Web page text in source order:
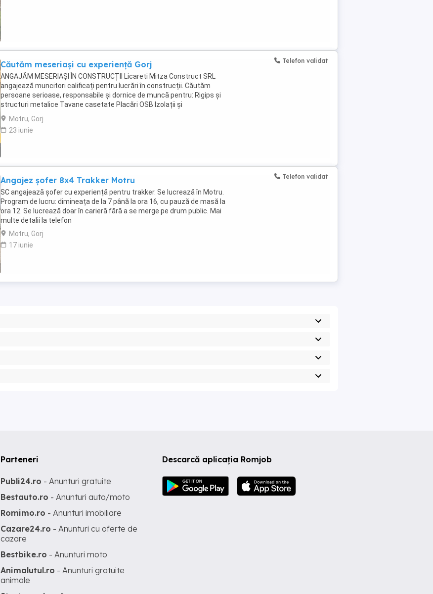
Căutăm meseriași cu experiență Gorj
ANGAJĂM MESERIAȘI ÎN CONSTRUCȚII Licareti Mitza Construct SRL
angajează muncitori calificați pentru lucrări în construcții. Căutăm
persoane serioase, responsabile și dornice de muncă pentru: Rigips și
structuri metalice Tavane casetate Placări OSB Izolații și
termosisteme ...
Motru, Gorj
23 iunie
Telefon validat
Angajez șofer 8x4 Trakker Motru
SC angajează șofer cu experiență pentru trakker. Se lucrează în Motru.
Program de lucru: dimineața de la 7 până la ora 16, cu pauză de masă la
ora 12. Se lucrează doar în carieră fără a se merge pe drum public. Mai
multe detalii la telefon
Motru, Gorj
17 iunie
Telefon validat
Descarcă aplicația Romjob
Parteneri
Publi24.ro - Anunturi gratuite
Bestauto.ro - Anunturi auto/moto
Romimo.ro - Anunturi imobiliare
Cazare24.ro - Anunturi cu oferte de
cazare
Bestbike.ro - Anunturi moto
Animalutul.ro - Anunturi gratuite
animale